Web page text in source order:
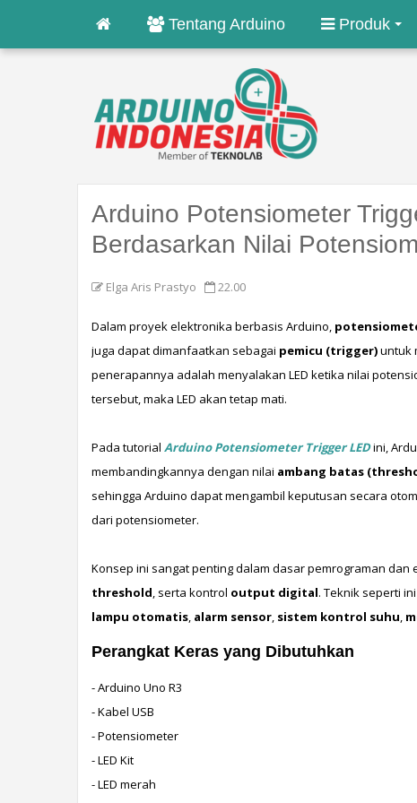
Tentang Arduino Produk
Arduino Potensiometer
Berdasarkan Nilai
Elga Aris Prastyo 22.00
Dalam proyek elektronika berbasis Arduino,
juga dapat dimanfaatkan sebagai pemicu (trigger) untuk
penerapannya adalah menyalakan LED ketika nilai
tersebut, maka LED akan tetap mati.
Pada tutorial Arduino Potensiometer Trigger LED ini,
membandingkannya dengan nilai ambang batas
sehingga Arduino dapat mengambil keputusan secara
dari potensiometer.
Konsep ini sangat penting dalam dasar pemrograman
threshold, serta kontrol output digital
lampu otomatis, alarm sensor, sistem kontrol suhu,
Perangkat Keras yang Dibutuhkan
- Arduino Uno R3
- Kabel USB
- Potensiometer
- LED Kit
- LED merah